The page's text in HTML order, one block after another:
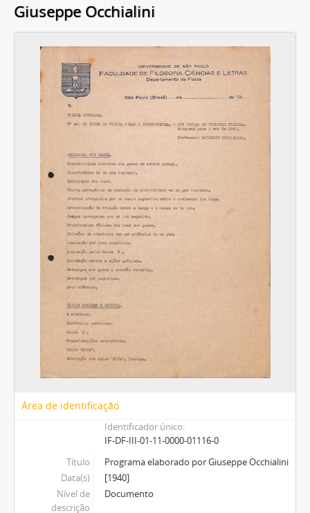
Giuseppe Occhialini
Área de identificação
Identificador único
IF-DF-III-01-11-0000-01116-0
Título
Programa elaborado por Giuseppe Occhialini
Data(s)
[1940]
Nível de
descrição
Documento